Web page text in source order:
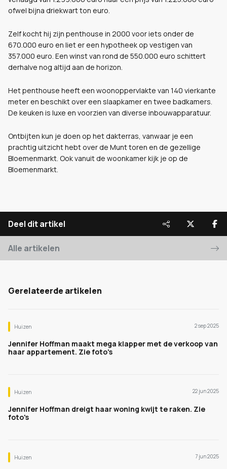
ofwel bijna driekwart ton euro.
Zelf kocht hij zijn penthouse in 2000 voor iets onder de
670.000 euro en liet er een hypotheek op vestigen van
357.000 euro. Een winst van rond de 550.000 euro schittert
derhalve nog altijd aan de horizon.
Het penthouse heeft een woonoppervlakte van 140 vierkante
meter en beschikt over een slaapkamer en twee badkamers.
De keuken is luxe en voorzien van diverse inbouwapparatuur.
Ontbijten kun je doen op het dakterras, vanwaar je een
prachtig uitzicht hebt over de Munt toren en de gezellige
Bloemenmarkt. Ook vanuit de woonkamer kijk je op de
Bloemenmarkt.
Deel dit artikel
Alle artikelen
Gerelateerde artikelen
Huizen 2 sep 2025
Jennifer Hoffman maakt mega klapper met de verkoop van
haar appartement. Zie foto's
Huizen 22 jun 2025
Jennifer Hoffman dreigt haar woning kwijt te raken. Zie
foto's
Huizen 7 jun 2025